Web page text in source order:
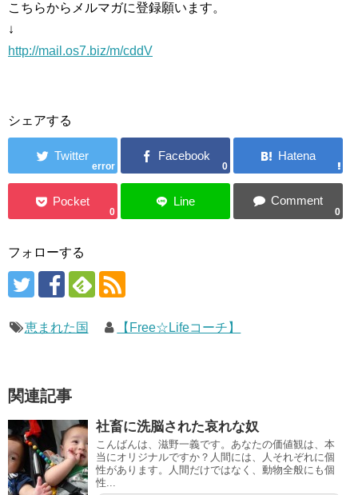
こちらからメルマガに登録願います。
↓
http://mail.os7.biz/m/cddV
シェアする
error 0
0 0
フォローする
恵まれた国 【Free☆Lifeコーチ】
関連記事
社畜に洗脳された哀れな奴
こんばんは、滋野一義です。あなたの価値観は、本
当にオリジナルですか？人間には、人それぞれに個
性があります。人間だけではなく、動物全般にも個
性...